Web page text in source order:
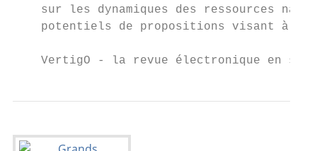
sur les dynamiques des ressources
potentiels de propositions visant à
VertigO - la revue électronique en